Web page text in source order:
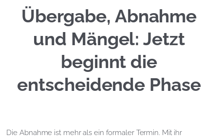
Übergabe, Abnahme
und Mängel: Jetzt
beginnt die
entscheidende Phase
Die Abnahme ist mehr als ein formaler Termin. Mit ihr